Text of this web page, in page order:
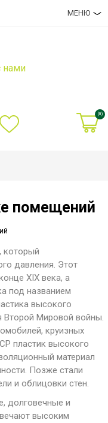
МЕНЮ
нами
(0)
помещений
который
давления. Этот
XIX века, а
под названием
высокого
Второй Мировой войны.
круизных
пластик высокого
материал
Позже стали
и облицовки стен.
долговечные и
высоким